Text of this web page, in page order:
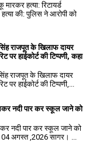
हत्या: रिटायर्ड
हत्या की: पुलिस ने आरोपी को
राजपूत के खिलाफ दायर
पर हाईकोर्ट की टिप्पणी, कहा
राजपूत के खिलाफ दायर
पर हाईकोर्ट की टिप्पणी,...
नदी पार कर स्कूल जाने को
नदी पार कर स्कूल जाने को
04 अगस्त ,2026 सागर। ...